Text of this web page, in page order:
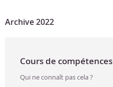
Archive 2022
Cours de
Qui ne connaît pas cela ?